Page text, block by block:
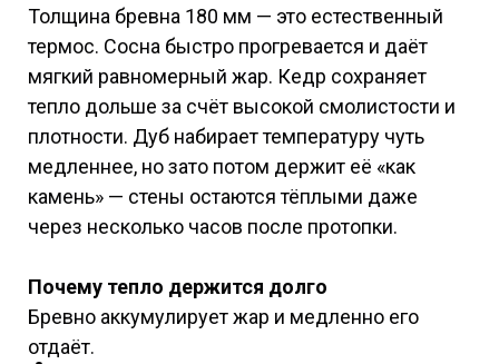
Толщина бревна 180 мм — это естественный
термос. Сосна быстро прогревается и даёт
мягкий равномерный жар. Кедр сохраняет
тепло дольше за счёт высокой смолистости и
плотности. Дуб набирает температуру чуть
медленнее, но зато потом держит её «как
камень» — стены остаются тёплыми даже
через несколько часов после протопки.
Почему тепло держится долго
Бревно аккумулирует жар и медленно его
отдаёт.